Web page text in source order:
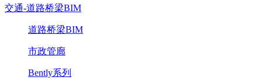
交通-道路桥梁BIM
道路桥梁BIM
市政管廊
Bently系列